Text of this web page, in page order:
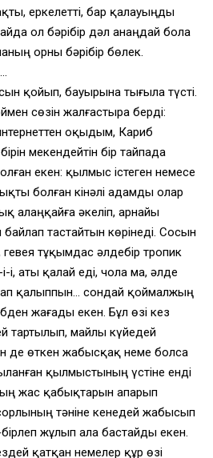
еркелетті, бар қалауыңды
ол бәрібір дәл анаңдай бола
орны бәрібір бөлек.
қойып, бауырына тығыла түсті.
сөзін жалғастыра берді:
оқыдым, Кариб
мекендейтін бір тайпада
екен: қылмыс істеген немесе
болған кінәлі адамды олар
алаңқайға әкеліп, арнайы
тастайтын көрінеді. Сосын
тұқымдас әлдебір тропик
і, аты қалай еді, чола ма, әлде
қалыппын… сондай қоймалжың
жағады екен. Бұл өзі кез
тартылып, майлы күйедей
де өткен жабысқақ неме болса
қылмыстының үстіне енді
жас қабықтарын апарып
тәніне кенедей жабысып
жұлып ала бастайды екен.
қатқан немелер құр өзі